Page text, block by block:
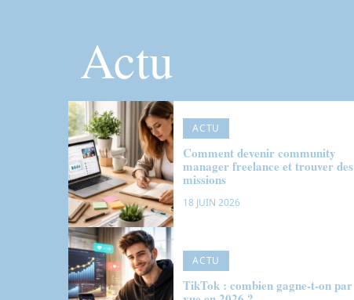
Actu
ACTU
Comment devenir community
manager freelance et trouver des
missions
18 JUIN 2026
ACTU
TikTok : combien gagne-t-on par